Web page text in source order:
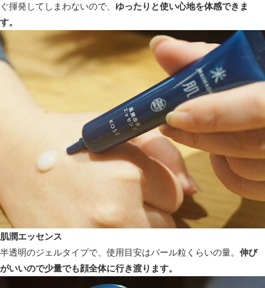
ぐ揮発してしまわないので、 ゆったりと使い心地を体感できま
す。
肌潤エッセンス
半透明のジェルタイプで、使用目安はパール粒くらいの量。 伸び
がいいので少量でも顔全体に行き渡ります。